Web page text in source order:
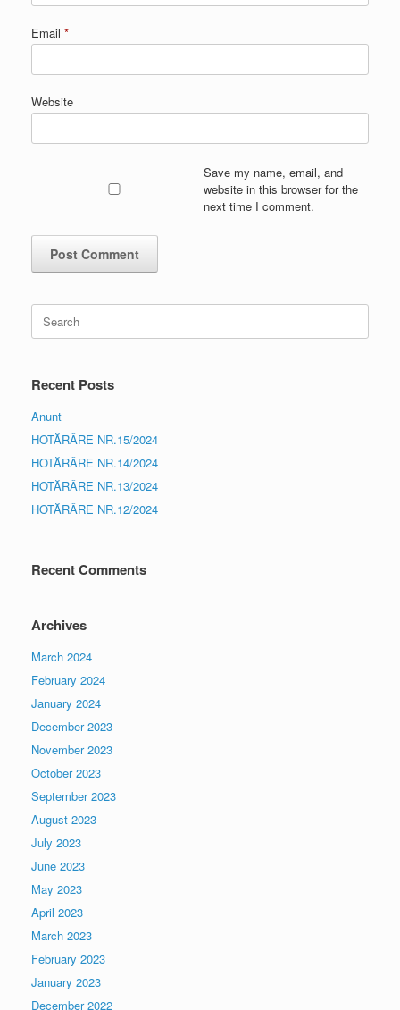
Email *
Website
Save my name, email, and
website in this browser for the
next time I comment.
Search
for:
Recent Posts
Anunt
HOTĂRÂRE NR.15/2024
HOTĂRÂRE NR.14/2024
HOTĂRÂRE NR.13/2024
HOTĂRÂRE NR.12/2024
Recent Comments
Archives
March 2024
February 2024
January 2024
December 2023
November 2023
October 2023
September 2023
August 2023
July 2023
June 2023
May 2023
April 2023
March 2023
February 2023
January 2023
December 2022